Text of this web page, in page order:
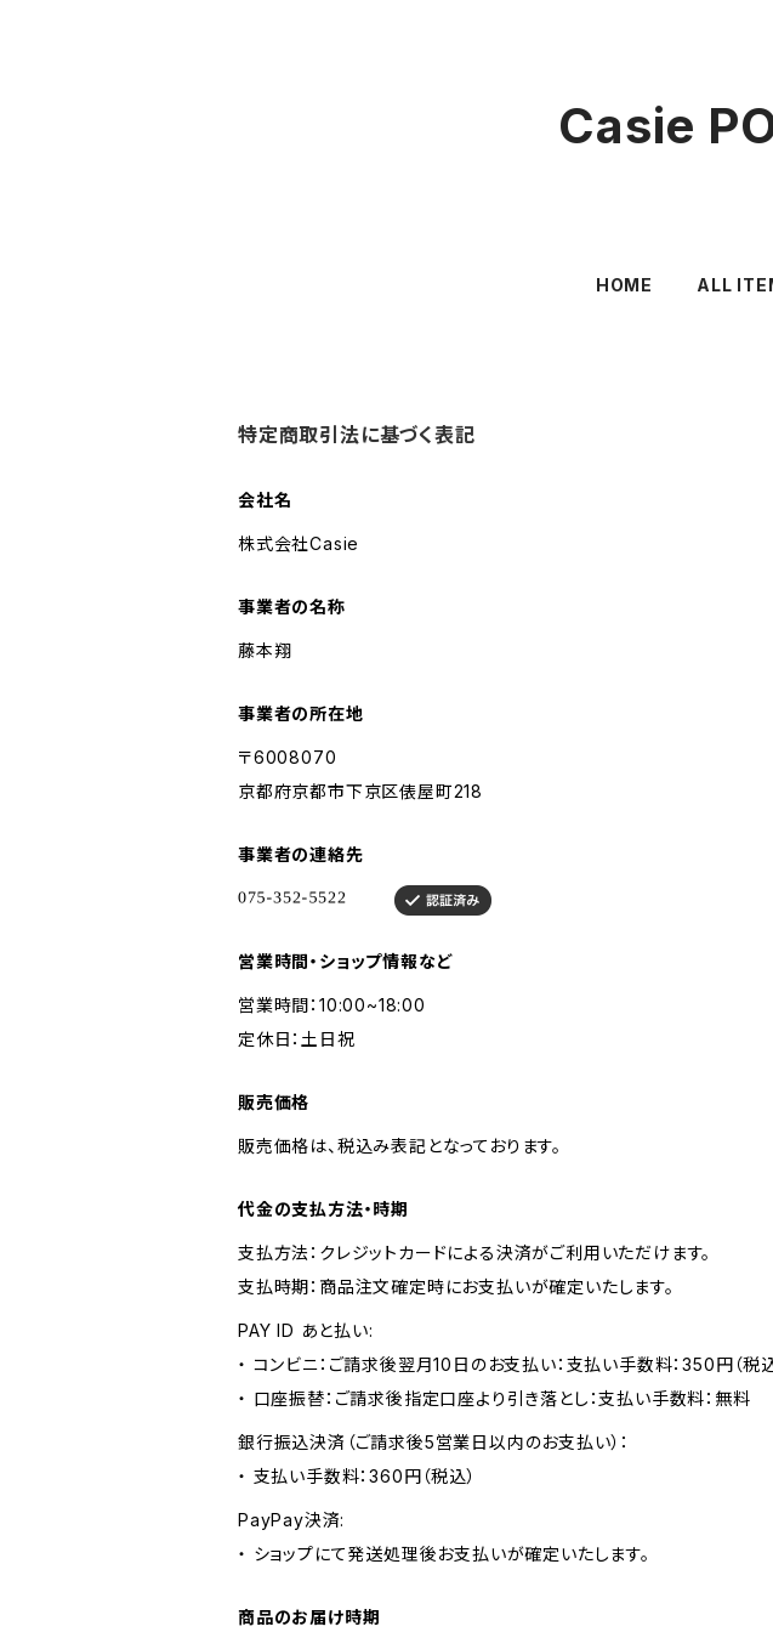
Casie
HOME ALL
特定商取引法に基づく表記
会社名
株式会社Casie
事業者の名称
藤本翔
事業者の所在地
〒6008070
京都府京都市下京区俵屋町218
事業者の連絡先
営業時間・ショップ情報など
営業時間：10:00~18:00
定休日：土日祝
販売価格
販売価格は、税込み表記となっております。
代金の支払方法・時期
支払方法：クレジットカードによる決済がご利用いただけます。
支払時期：商品注文確定時にお支払いが確定いたします。
PAY ID あと払い:
・ コンビニ：ご請求後翌月10日のお支払い：支払い手数料：350円（税込
・ 口座振替：ご請求後指定口座より引き落とし：支払い手数料：無料
銀行振込決済（ご請求後5営業日以内のお支払い）：
・ 支払い手数料：360円（税込）
PayPay決済:
・ ショップにて発送処理後お支払いが確定いたします。
商品のお届け時期